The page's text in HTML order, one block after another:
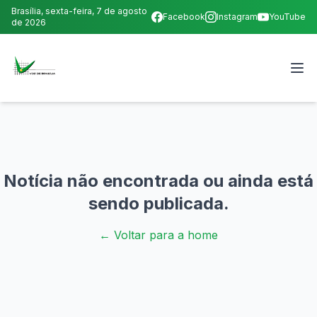
Brasília, sexta-feira, 7 de agosto
de 2026
Facebook Instagram YouTube
Notícia não encontrada ou ainda está
sendo publicada.
← Voltar para a home